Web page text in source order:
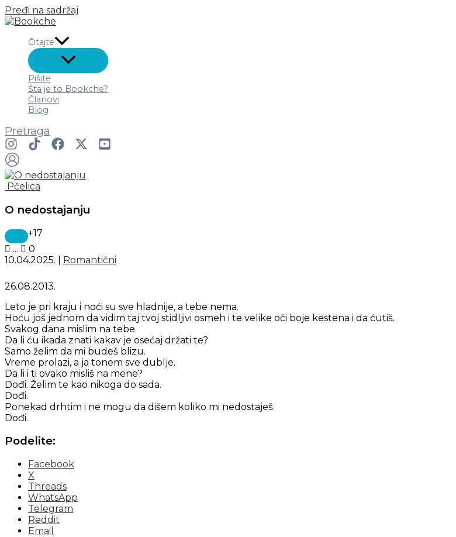
Pređi na sadržaj
Čitajte
Pišite
Šta je to Bookche?
Članovi
Blog
Pretraga
Pčelica
O nedostajanju
+17
...
0
10.04.2025.
Romantični
26.08.2013.
Leto je pri kraju i noći su sve hladnije, a tebe nema.
Hoću još jednom da vidim taj tvoj stidljivi osmeh i te velike oči boje kestena i da ćutiš.
Svakog dana mislim na tebe.
Da li ću ikada znati kakav je osećaj držati te?
Samo želim da mi budeš blizu.
Vreme prolazi, a ja tonem sve dublje.
Da li i ti ovako misliš na mene?
Dođi. Želim te kao nikoga do sada.
Dođi.
Ponekad drhtim i ne mogu da dišem koliko mi nedostaješ.
Dođi.
Podelite:
Facebook
X
Threads
WhatsApp
Telegram
Reddit
Email